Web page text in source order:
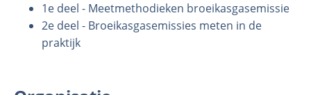
1e deel - Meetmethodieken broeikasgasemissie
2e deel - Broeikasgasemissies meten in de
praktijk